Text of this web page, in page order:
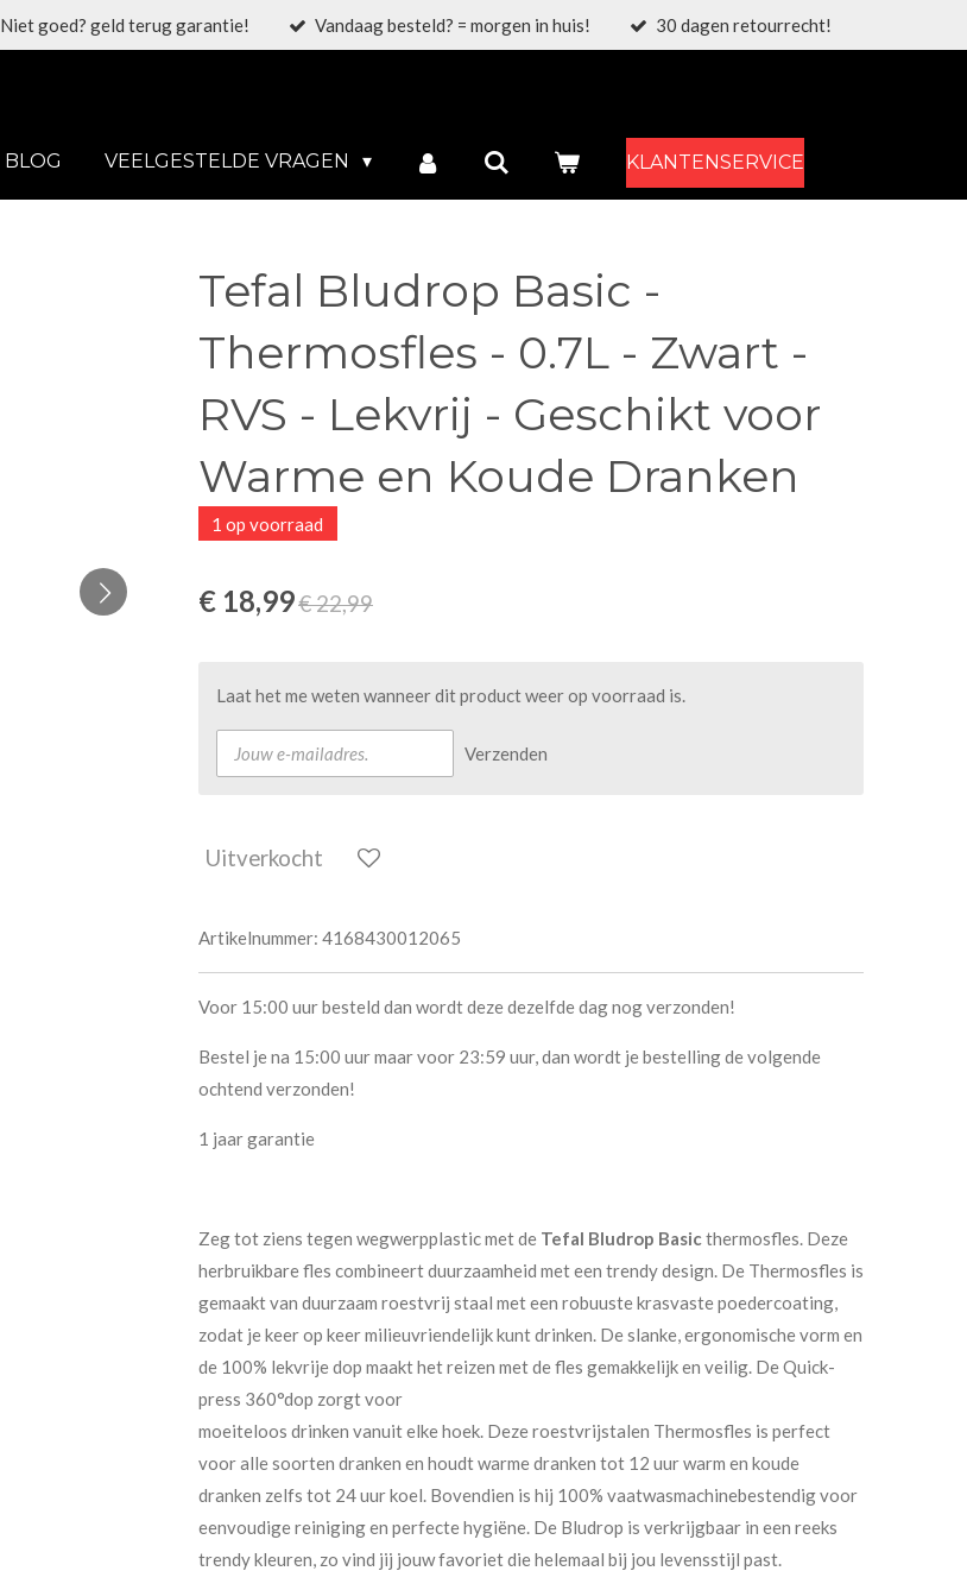
Niet goed? geld terug garantie! Vandaag besteld? = morgen in huis! 30 dagen retourrecht!
BLOG VEELGESTELDE VRAGEN KLANTENSERVICE
Tefal Bludrop Basic -
Thermosfles - 0.7L - Zwart -
RVS - Lekvrij - Geschikt voor
Warme en Koude Dranken
1 op voorraad
€ 18,99€ 22,99
Laat het me weten wanneer dit product weer op voorraad is.
Verzenden
Uitverkocht
Artikelnummer: 4168430012065
Voor 15:00 uur besteld dan wordt deze dezelfde dag nog verzonden!
Bestel je na 15:00 uur maar voor 23:59 uur, dan wordt je bestelling de volgende
ochtend verzonden!
1 jaar garantie
Zeg tot ziens tegen wegwerpplastic met de Tefal Bludrop Basic thermosfles. Deze
herbruikbare fles combineert duurzaamheid met een trendy design. De Thermosfles is
gemaakt van duurzaam roestvrij staal met een robuuste krasvaste poedercoating,
zodat je keer op keer milieuvriendelijk kunt drinken. De slanke, ergonomische vorm en
de 100% lekvrije dop maakt het reizen met de fles gemakkelijk en veilig. De Quick-
press 360°dop zorgt voor
moeiteloos drinken vanuit elke hoek. Deze roestvrijstalen Thermosfles is perfect
voor alle soorten dranken en houdt warme dranken tot 12 uur warm en koude
dranken zelfs tot 24 uur koel. Bovendien is hij 100% vaatwasmachinebestendig voor
eenvoudige reiniging en perfecte hygiëne. De Bludrop is verkrijgbaar in een reeks
trendy kleuren, zo vind jij jouw favoriet die helemaal bij jou levensstijl past.